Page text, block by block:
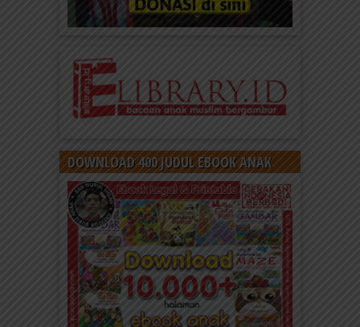
DOWNLOAD 400 JUDUL EBOOK ANAK